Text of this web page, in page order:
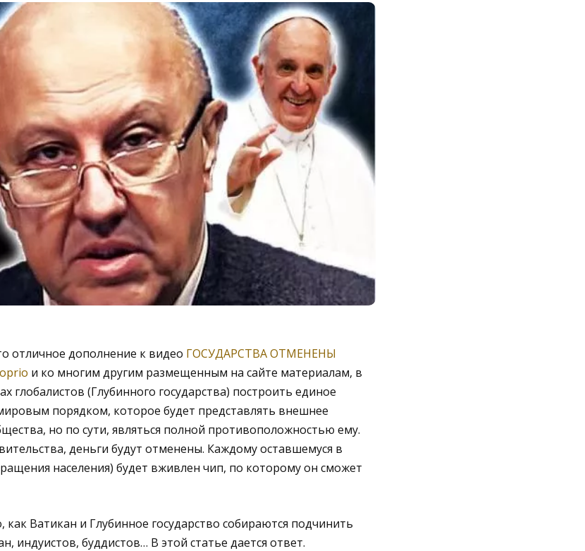
отличное дополнение к видео ГОСУДАРСТВА ОТМЕНЕНЫ
и ко многим другим размещенным на сайте материалам, в
глобалистов (Глубинного государства) построить единое
порядком, которое будет представлять внешнее
но по сути, являться полной противоположностью ему.
деньги будут отменены. Каждому оставшемуся в
населения) будет вживлен чип, по которому он сможет
Ватикан и Глубинное государство собираются подчинить
индуистов, буддистов… В этой статье дается ответ.